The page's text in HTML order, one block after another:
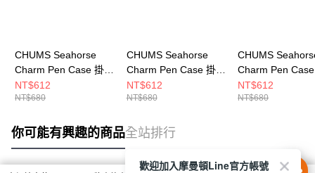
CHUMS Seahorse
Charm Pen Case 掛飾
筆套 CH603871R079
NT$612
NT$680
CHUMS Seahorse
Charm Pen Case 掛飾
筆套 CH603871Z098
NT$612
NT$680
CHUMS
Charm Pen
筆套
NT$612
NT$680
你可能有興趣的商品全站排行
歡迎加入摩曼頓Line官方帳號